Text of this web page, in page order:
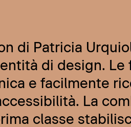
di Patricia
di design.
e facilmente
La
classe